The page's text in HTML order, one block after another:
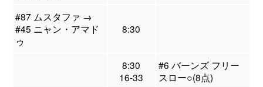
#87 ムスタファ →
#45 ニャン・アマド
ゥ
8:30
8:30
16-33
#6 バーンズ フリー
スロー○(8点)